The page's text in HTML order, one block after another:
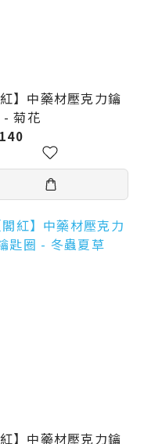
紅】中藥材壓克力鑰
- 菊花
紅】中藥材壓克力鑰